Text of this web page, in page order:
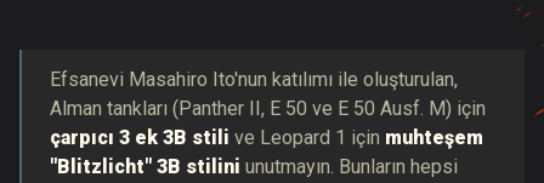
Efsanevi Masahiro Ito'nun katılımı ile oluşturulan,
Alman tankları (Panther II, E 50 ve E 50 Ausf. M) için
çarpıcı 3 ek 3B stili ve Leopard 1 için muhteşem
"Blitzlicht" 3B stilini unutmayın. Bunların hepsi